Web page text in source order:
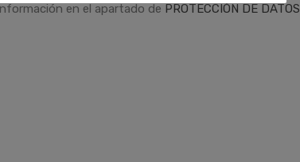
en el apartado de PROTECCIÓN DE DATOS